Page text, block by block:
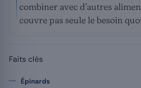
combiner avec d’autres
couvre pas seule le besoin
Faits clés
Épinards